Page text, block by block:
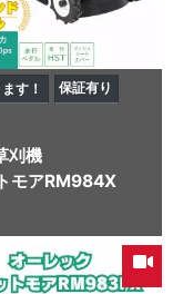
す！
保証有り
刈機
モアRM984X